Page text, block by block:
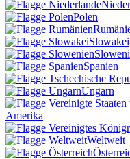
Polen
Slowakei
Spanien
Ungarn
Amerika
Weltweit